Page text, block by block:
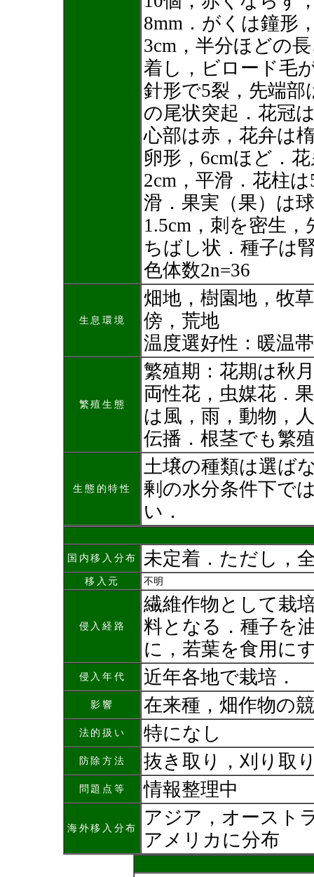
8mm．がくは鐘形
3cm，半分ほどの
着し，ビロード毛
針形で5裂，先端部
の尾状突起．花冠
心部は赤，花弁は
卵形，6cmほど．
2cm，平滑．花柱
滑．果実（果）は
1.5cm，刺を密生，
ちばし状．種子は
色体数2n=36
生息環境
畑地，樹園地，牧
傍，荒地
温度選好性：暖温
繁殖生態
繁殖期：花期は秋月
両性花，虫媒花．
は風，雨，動物，
伝播．根茎でも繁
生態的特性
土壌の種類は選ば
剰の水分条件下で
い．
国内移入分布 未定着．ただし，
移入元 不明
侵入経路
繊維作物として栽
料となる．種子を
に，若葉を食用に
侵入年代 近年各地で栽培．
影響 在来種，畑作物の
法的扱い 特になし
防除方法 抜き取り，刈り取
問題点等 情報整理中
海外移入分布
アジア，オースト
アメリカに分布